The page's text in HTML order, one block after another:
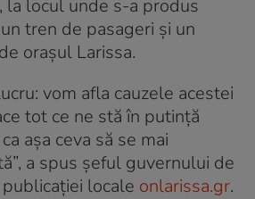
la locul unde s-a produs
tren de pasageri și un
orașul Larissa.
vom afla cauzele acestei
tot ce ne stă în putință
așa ceva să se mai
a spus șeful guvernului de
locale onlarissa.gr.